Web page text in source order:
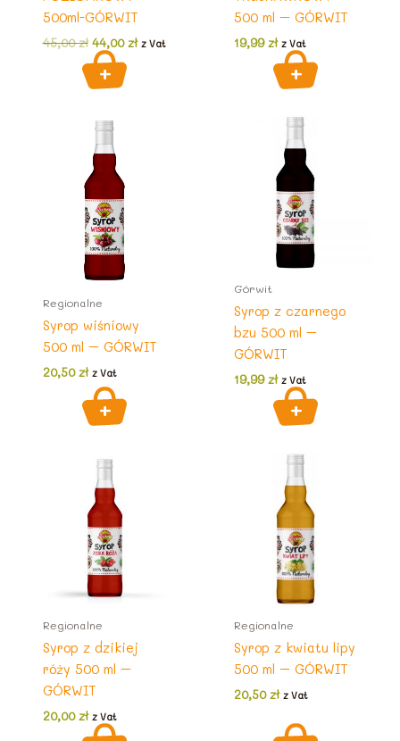
500ml-GÓRWIT
45,00zł Pierwotna
cena
wynosiła:
45,00 zł.
44,00złAktualna
z Vat
500 ml – GÓRWIT
19,99zł z Vat
Regionalne
Syrop wiśniowy
500 ml – GÓRWIT
20,50zł z Vat
Górwit
Syrop z czarnego
bzu 500 ml –
GÓRWIT
19,99zł z Vat
Regionalne
Syrop z dzikiej
róży 500 ml –
GÓRWIT
20,00zł z Vat
Regionalne
Syrop z kwiatu lipy
500 ml – GÓRWIT
20,50zł z Vat